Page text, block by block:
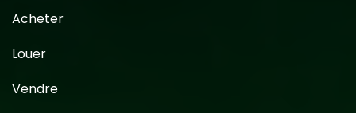
Acheter
Louer
Vendre